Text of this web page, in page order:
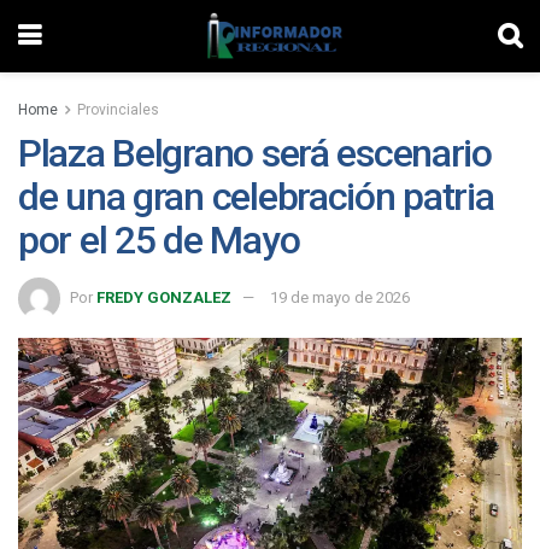
Home Provinciales
Plaza Belgrano será escenario
de una gran celebración patria
por el 25 de Mayo
Por FREDY GONZALEZ 19 de mayo de 2026